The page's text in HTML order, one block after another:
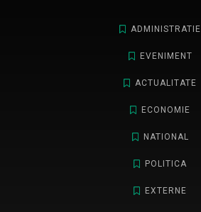
ADMINISTRATIE
EVENIMENT
ACTUALITATE
ECONOMIE
NATIONAL
POLITICA
EXTERNE